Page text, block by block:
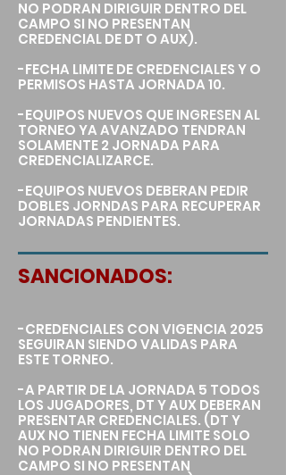
NO PODRAN DIRIGUIR DENTRO DEL
CAMPO SI NO PRESENTAN
CREDENCIAL DE DT O AUX).
-FECHA LIMITE DE CREDENCIALES Y O
PERMISOS HASTA JORNADA 10.
-EQUIPOS NUEVOS QUE INGRESEN AL
TORNEO YA AVANZADO TENDRAN
SOLAMENTE 2 JORNADA PARA
CREDENCIALIZARCE.
-EQUIPOS NUEVOS DEBERAN PEDIR
DOBLES JORNDAS PARA RECUPERAR
JORNADAS PENDIENTES.
SANCIONADOS:
-CREDENCIALES CON VIGENCIA 2025
SEGUIRAN SIENDO VALIDAS PARA
ESTE TORNEO.
-A PARTIR DE LA JORNADA 5 TODOS
LOS JUGADORES, DT Y AUX DEBERAN
PRESENTAR CREDENCIALES. (DT Y
AUX NO TIENEN FECHA LIMITE SOLO
NO PODRAN DIRIGUIR DENTRO DEL
CAMPO SI NO PRESENTAN